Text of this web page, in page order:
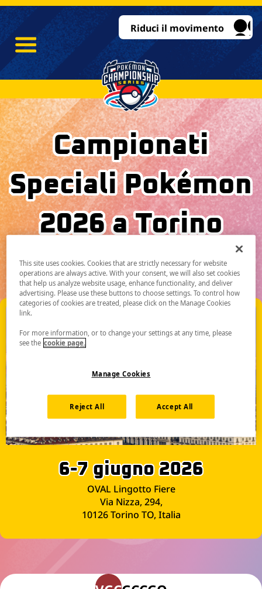
Riduci il movimento
Campionati
Speciali Pokémon
2026 a Torino
6-7 giugno 2026
OVAL Lingotto Fiere
Via Nizza, 294,
10126 Torino TO, Italia
This site uses cookies. Cookies that are strictly necessary for website
operations are always active. With your consent, we will also set cookies
that help us analyze website usage, enhance functionality, and deliver
advertising. Please use these buttons to choose settings. To control how
categories of cookies are treated, please click on the Manage Cookies
link.
For more information, or to change your settings at any time, please
see the cookie page.
Manage Cookies
Reject All Accept All